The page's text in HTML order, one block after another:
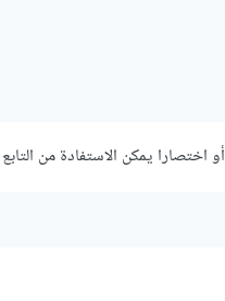
أو اختصارا يمكن الاستفادة من التابع array_map لتحويل عناصر تلك المصفوفة كالتالي: